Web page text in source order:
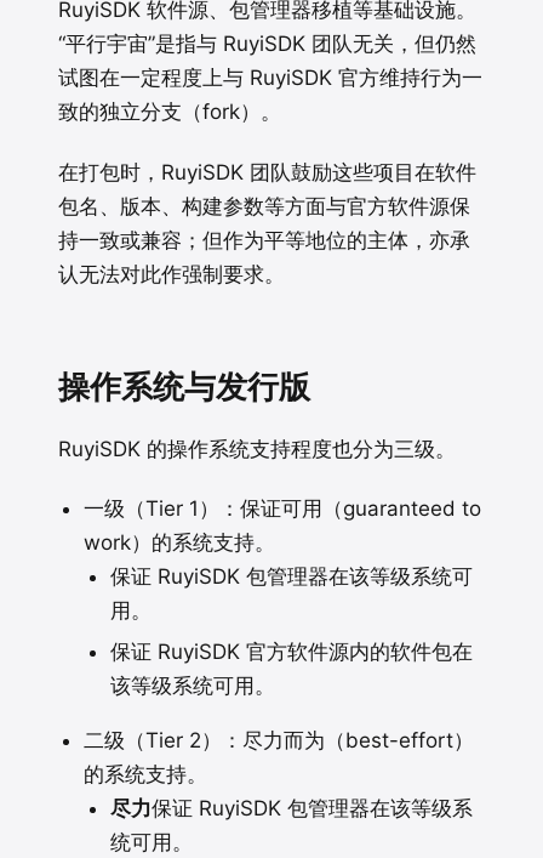
RuyiSDK 软件源、包管理器移植等基础设施。
“平行宇宙”是指与 RuyiSDK 团队无关，但仍然
试图在一定程度上与 RuyiSDK 官方维持行为一
致的独立分支（fork）。
在打包时，RuyiSDK 团队鼓励这些项目在软件
包名、版本、构建参数等方面与官方软件源保
持一致或兼容；但作为平等地位的主体，亦承
认无法对此作强制要求。
操作系统与发行版
RuyiSDK 的操作系统支持程度也分为三级。
一级（Tier 1）：保证可用（guaranteed to
work）的系统支持。
保证 RuyiSDK 包管理器在该等级系统可
用。
保证 RuyiSDK 官方软件源内的软件包在
该等级系统可用。
二级（Tier 2）：尽力而为（best-effort）
的系统支持。
尽力保证 RuyiSDK 包管理器在该等级系
统可用。